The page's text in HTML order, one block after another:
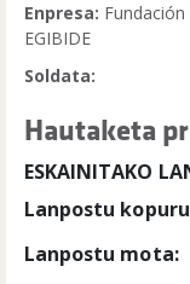
Enpresa:
EGIBIDE
Soldata:
Hautaketa
ESKAINITAKO
Lanpostu
Lanpostu mota: